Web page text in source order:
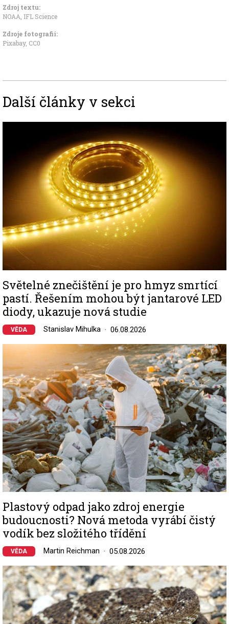
Zdroj textu:
NOAA IFL Science
Zdroje fotografii:
Pixabay, CC0
Další články v sekci
Světelné znečištění je pro hmyz smrtící
pastí. Řešením mohou být jantarové LED
diody, ukazuje nová studie
VĚDA Stanislav Mihulka 06.08.2026
Image
Plastový odpad jako zdroj energie
budoucnosti? Nová metoda vyrábí čistý
vodík bez složitého třídění
VĚDA Martin Reichman 05.08.2026
Image